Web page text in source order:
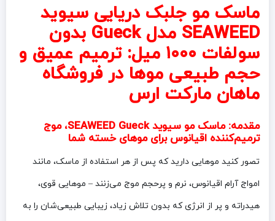
ماسک مو جلبک دریایی سیوید
SEAWEED مدل Gueck بدون
سولفات ۱۰۰۰ میل: ترمیم عمیق و
حجم طبیعی موها در فروشگاه
ماهان مارکت ارس
مقدمه: ماسک مو سیوید SEAWEED Gueck، موج
ترمیم‌کننده اقیانوس برای موهای خسته شما
تصور کنید موهایی دارید که پس از هر استفاده از ماسک، مانند
امواج آرام اقیانوس، نرم و پرحجم موج می‌زنند – موهایی قوی،
هیدراته و پر از انرژی که بدون تلاش زیاد، زیبایی طبیعی‌شان را به